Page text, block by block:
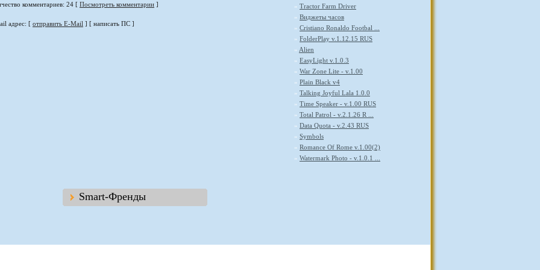
комментариев: 24 [ Посмотреть комментарии ]
адрес: [ отправить E-Mail ] [ написать ПС ]
» Tractor Farm Driver
» Виджеты часов
» Cristiano Ronaldo Footbal ...
» FolderPlay v.1.12.15 RUS
» Alien
» EasyLight v.1.0.3
» War Zone Lite - v.1.00
» Plain Black v4
» Talking Joyful Lala 1.0.0
» Time Speaker - v.1.00 RUS
» Total Patrol - v.2.1.26 R ...
» Data Quota - v.2.43 RUS
» Symbols
» Romance Of Rome v.1.00(2)
» Watermark Photo - v.1.0.1 ...
Smart-Френды